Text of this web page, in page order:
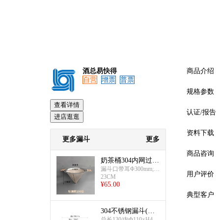
酒总易快得
自营
增票 普票
查看详情
进店逛逛
更多漏斗 更多
奶茶桶304内网过滤
漏斗(锥形标准款15
0目)
漏斗口带耳Φ300mm;漏
斗口Φ230×H170mm;双
耳;标准款150目304内
23CM
¥65.00
304不锈钢漏斗(小
商品介绍
规格参数
认证/报告
资料下载
商品咨询
用户评价
典型客户